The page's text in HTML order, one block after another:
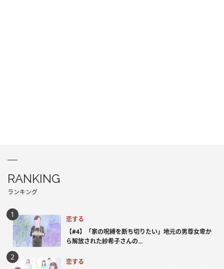
RANKING
ランキング
恋する
【#4】「家の呪縛を断ち切りたい」地元の男尊女卑か
ら解放された紗希子さんの...
恋する